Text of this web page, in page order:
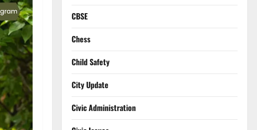
CBSE
Chess
Child Safety
City Update
Civic Administration